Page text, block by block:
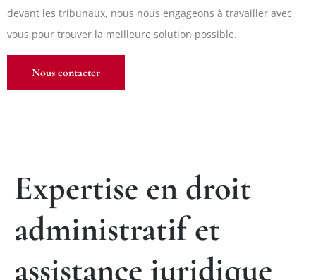
devant les tribunaux, nous nous engageons à travailler avec
vous pour trouver la meilleure solution possible.
Nous contacter
Expertise en droit
administratif et
assistance juridique